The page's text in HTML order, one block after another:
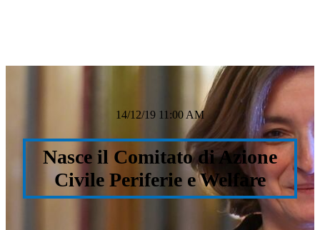
14/12/19 11:00 AM
Nasce il Comitato di Azione
Civile Periferie e Welfare